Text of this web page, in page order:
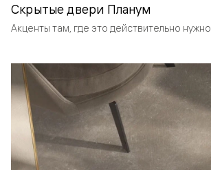
Скрытые двери Планум
Акценты там, где это действительно нужно